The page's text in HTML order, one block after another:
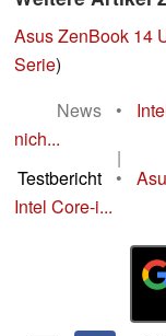
Asus ZenBook 14
Serie)
News
•
nich...
|
Testbericht
•
Intel Core-i...